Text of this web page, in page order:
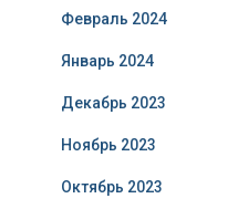
Февраль 2024
Январь 2024
Декабрь 2023
Ноябрь 2023
Октябрь 2023